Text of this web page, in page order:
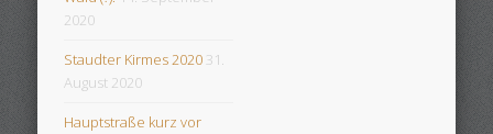
2020
Staudter Kirmes 2020 31.
August 2020
Hauptstraße kurz vor